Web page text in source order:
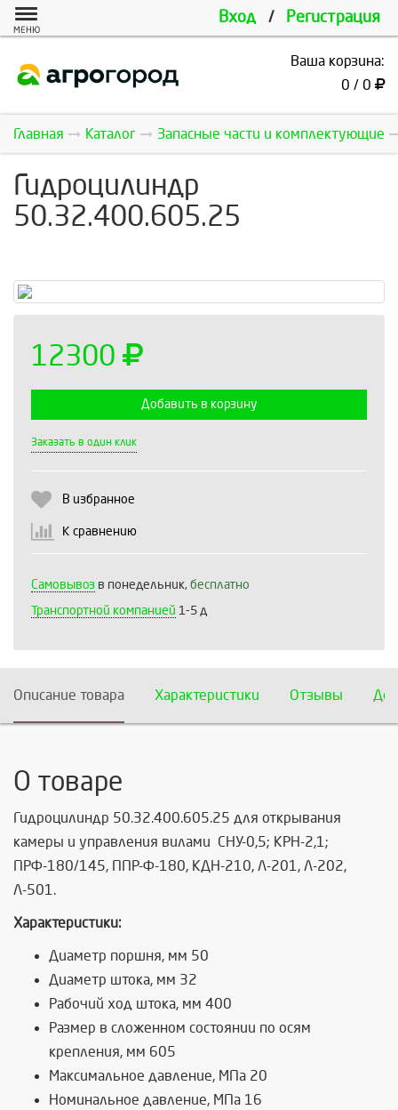
Вход / Регистрация
МЕНЮ
Ваша корзина:
0 / 0
Главная Каталог Запасные части и комплектующие
Гидроцилиндр
50.32.400.605.25
12300
Добавить в корзину
Заказать в один клик
В избранное
К сравнению
Самовывоз в понедельник, бесплатно
Транспортной компанией 1-5 д
Описание товара Характеристики Отзывы
О товаре
Гидроцилиндр 50.32.400.605.25 для открывания
камеры и управления вилами СНУ-0,5; КРН-2,1;
ПРФ-180/145, ППР-Ф-180, КДН-210, Л-201, Л-202,
Л-501.
Характеристики:
Диаметр поршня, мм 50
Диаметр штока, мм 32
Рабочий ход штока, мм 400
Размер в сложенном состоянии по осям
крепления, мм 605
Максимальное давление, МПа 20
Номинальное давление, МПа 16